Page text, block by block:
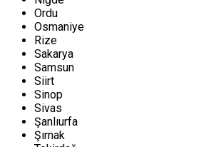
Ordu
Osmaniye
Rize
Sakarya
Samsun
Siirt
Sinop
Sivas
Şanlıurfa
Şırnak